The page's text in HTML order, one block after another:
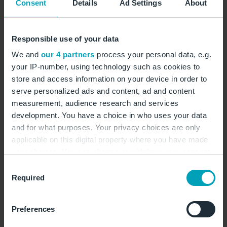
Consent Details Ad Settings About
Responsible use of your data
We and our 4 partners process your personal data, e.g.
your IP-number, using technology such as cookies to
store and access information on your device in order to
serve personalized ads and content, ad and content
measurement, audience research and services
development. You have a choice in who uses your data
and for what purposes. Your privacy choices are only
applicable on this digital property where you have made
the Privacy trigger icon.
Collect information about your geographical
Selection
Required
Preferences
der Datenverarbeitung erhalte ich in den
Datenschutzinformationen.
Senden
Wir helfen Ihnen gerne
weiter
Brandenburg GmbH